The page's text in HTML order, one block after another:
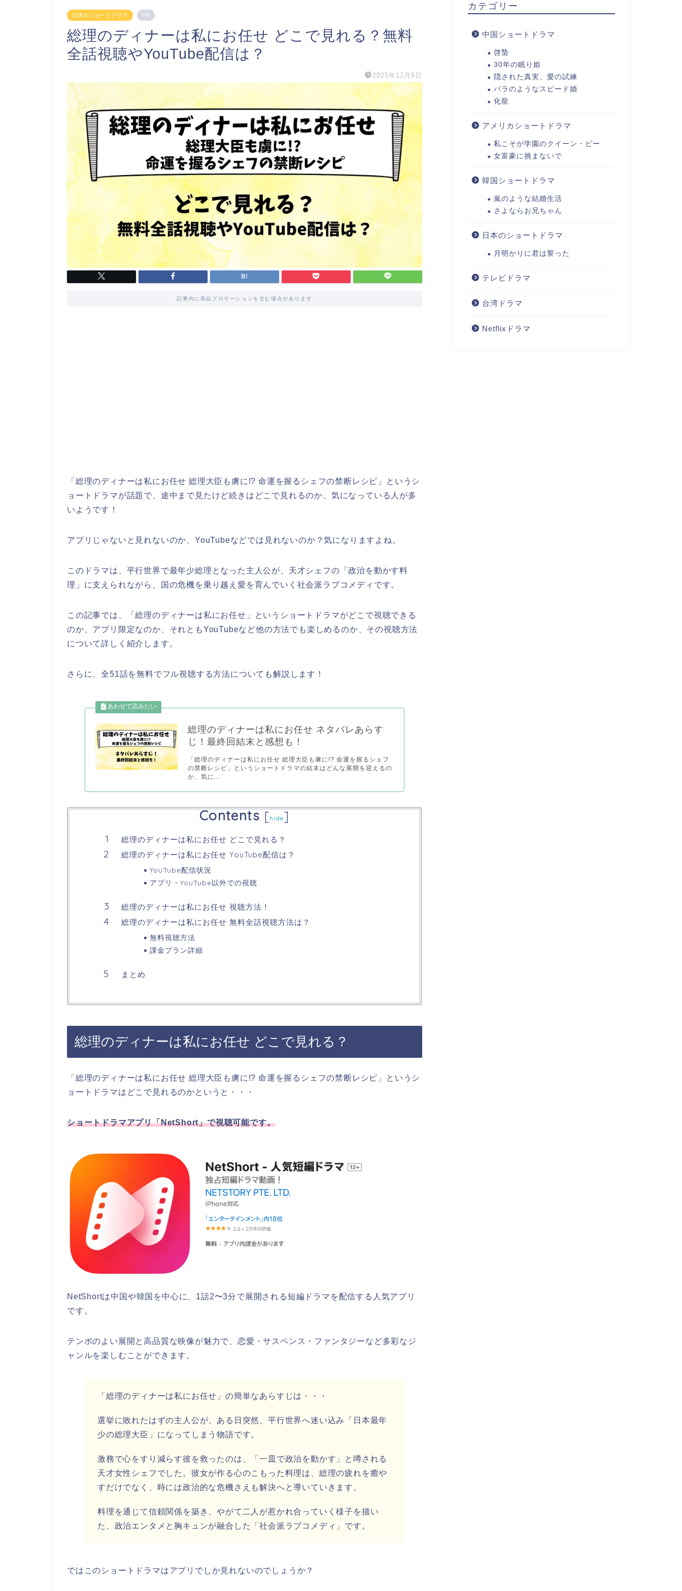
日本のショートドラマ PR
総理のディナーは私にお任せ どこで見れる？無料
全話視聴やYouTube配信は？
2025年12月5日
記事内に商品プロモーションを含む場合があります
「 総理のディナーは私にお任せ 総理大臣も虜に!? 命運を握るシェフの禁断レシピ 」というシ
ョートドラマが話題で、途中まで見たけど続きはどこで見れるのか、気になっている人が多
いようです！
アプリじゃないと見れないのか、YouTubeなどでは見れないのか？気になりますよね。
このドラマは、平行世界で最年少総理となった主人公が、天才シェフの「政治を動かす料
理」に支えられながら、国の危機を乗り越え愛を育んでいく社会派ラブコメディです。
この記事では、 「総理のディナーは私にお任せ 」
というショートドラマがどこで視聴できる
のか、アプリ限定なのか、それともYouTubeなど他の方法でも楽しめるのか、その視聴方法
について詳しく紹介します。
さらに、全51話を無料でフル視聴する方法についても解説します！
総理のディナーは私にお任せ ネタバレあらす
じ！最終回結末と感想も！
「総理のディナーは私にお任せ 総理大臣も虜に!? 命運を握るシェフ
の禁断レシピ」というショートドラマの結末はどんな展開を迎えるの
か、気に...
Contents [hide]
総理のディナーは私にお任せ どこで見れる？
総理のディナーは私にお任せ YouTube配信は？
YouTube配信状況
アプリ・YouTube以外での視聴
総理のディナーは私にお任せ 視聴方法！
総理のディナーは私にお任せ 無料全話視聴方法は？
無料視聴方法
課金プラン詳細
まとめ
総理のディナーは私にお任せ どこで見れる？
「総理のディナーは私にお任せ 総理大臣も虜に!? 命運を握るシェフの禁断レシピ」というシ
ョートドラマはどこで見れるのかというと・・・
ショートドラマアプリ「NetShort」で視聴可能です。
NetShortは中国や韓国を中心に、1話2〜3分で展開される短編ドラマを配信する人気アプリ
です。
テンポのよい展開と高品質な映像が魅力で、恋愛・サスペンス・ファンタジーなど多彩なジ
ャンルを楽しむことができます。
「総理のディナーは私にお任せ」の簡単なあらすじは・・・
選挙に敗れたはずの主人公が、ある日突然、平行世界へ迷い込み「日本最年
少の総理大臣」になってしまう物語です。
激務で心をすり減らす彼を救ったのは、「一皿で政治を動かす」と噂される
天才女性シェフでした。彼女が作る心のこもった料理は、総理の疲れを癒や
すだけでなく、時には政治的な危機さえも解決へと導いていきます。
料理を通じて信頼関係を築き、やがて二人が惹かれ合っていく様子を描い
た、政治エンタメと胸キュンが融合した「社会派ラブコメディ」です。
ではこのショートドラマはアプリでしか見れないのでしょうか？
カテゴリー
中国ショートドラマ
啓蟄
30年の眠り姫
隠された真実、愛の試練
バラのようなスピード婚
化龍
アメリカショートドラマ
私こそが学園のクイーン・ビー
女富豪に挑まないで
韓国ショートドラマ
嵐のような結婚生活
さよならお兄ちゃん
日本のショートドラマ
月明かりに君は誓った
テレビドラマ
台湾ドラマ
Netflixドラマ